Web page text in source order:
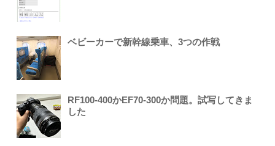
ベビーカーで新幹線乗車、3つの作戦
RF100-400かEF70-300か問題。試写してきま
した